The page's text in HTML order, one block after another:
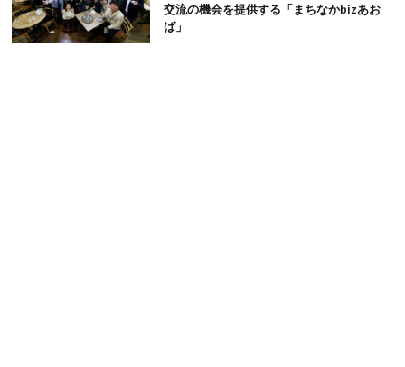
交流の機会を提供する「まちなかbizあお
ば」